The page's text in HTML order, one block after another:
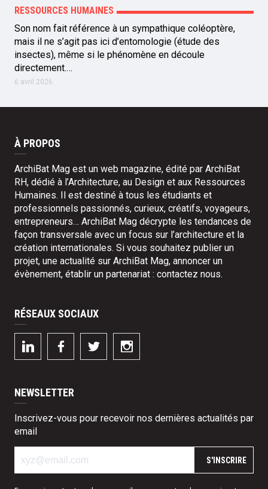
RESSOURCES HUMAINES
Son nom fait référence à un sympathique coléoptère,
mais il ne s’agit pas ici d’entomologie (étude des
insectes), même si le phénomène en découle
directement.…
6 avril 2026
À PROPOS
ArchiBat Mag est un web magazine, édité par ArchiBat
RH, dédié à l’Architecture, au Design et aux Ressources
Humaines. Il est destiné à tous les étudiants et
professionnels passionnés, curieux, créatifs, voyageurs,
entrepreneurs… ArchiBat Mag décrypte les tendances de
façon transversale avec un focus sur l’architecture et la
création internationales. Si vous souhaitez publier un
projet, une actualité sur ArchiBat Mag, annoncer un
évènement, établir un partenariat : contactez nous.
RÉSEAUX SOCIAUX
NEWSLETTER
Inscrivez-vous pour recevoir nos dernières actualités par
email
S'INSCRIRE